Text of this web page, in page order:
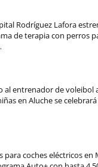
Rodríguez Lafora
de terapia con perros
al entrenador de voleibol
en Aluche se
para coches eléctricos en